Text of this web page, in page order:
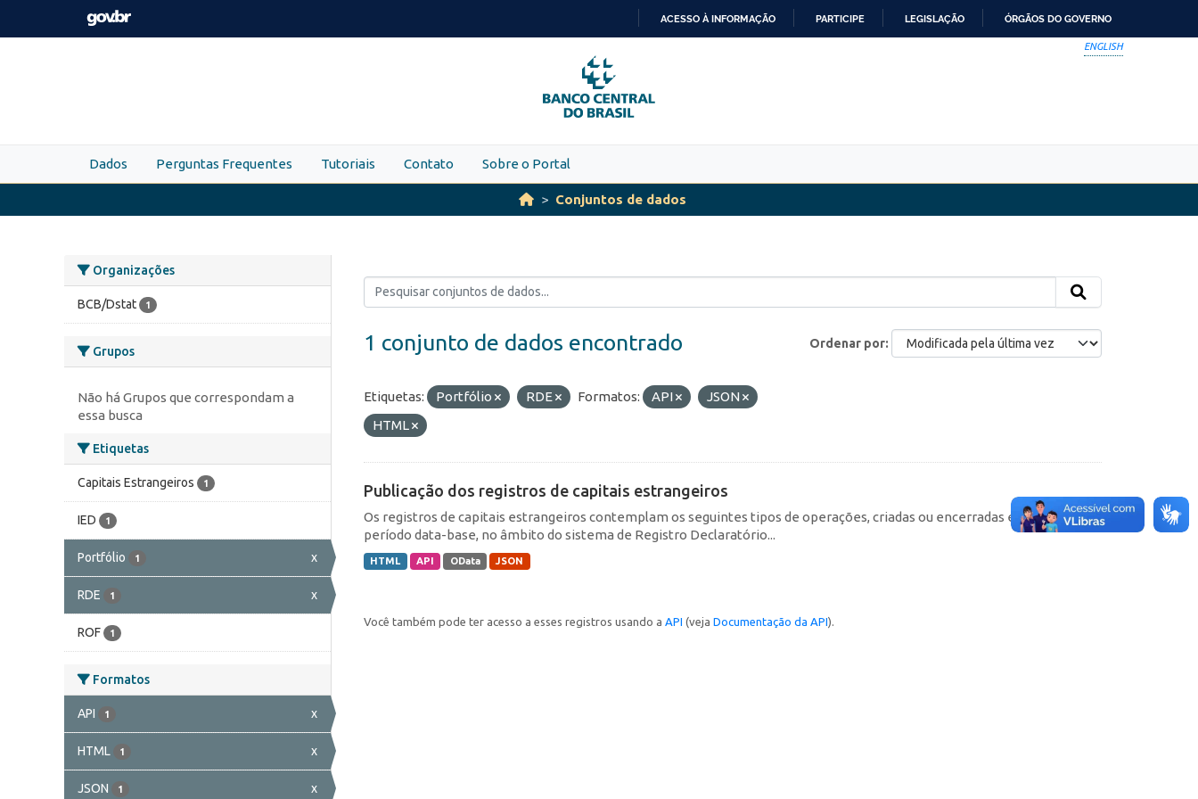
Skip to main content
PARA
O
CONTEÚDO
ACESSO À INFORMAÇÃO PARTICIPE LEGISLAÇÃO ÓRGÃOS DO GOVERNO
ENGLISH
Dados Perguntas Frequentes Tutoriais Contato Sobre o Portal
Conjuntos de dados
Organizações
BCB/Dstat 1
Grupos
Não há Grupos que correspondam a
essa busca
Etiquetas
Capitais Estrangeiros 1
IED 1
Portfólio 1 x
RDE 1 x
ROF 1
Formatos
API 1 x
HTML 1 x
JSON 1 x
Ordenar por
1 conjunto de dados encontrado
Etiquetas: Portfólio RDE Formatos: API
JSON
HTML
Publicação dos registros de capitais estrangeiros
Os registros de capitais estrangeiros contemplam os seguintes tipos de operações, criadas ou encerradas em cada
período data-base, no âmbito do sistema de Registro Declaratório...
HTML API OData JSON
Você também pode ter acesso a esses registros usando a API (veja Documentação da API).